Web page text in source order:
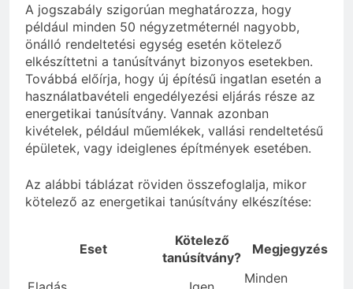
A jogszabály szigorúan meghatározza, hogy
például minden 50 négyzetméternél nagyobb,
önálló rendeltetési egység esetén kötelező
elkészíttetni a tanúsítványt bizonyos esetekben.
Továbbá előírja, hogy új építésű ingatlan esetén a
használatbavételi engedélyezési eljárás része az
energetikai tanúsítvány. Vannak azonban
kivételek, például műemlékek, vallási rendeltetésű
épületek, vagy ideiglenes építmények esetében.
Az alábbi táblázat röviden összefoglalja, mikor
kötelező az energetikai tanúsítvány elkészítése:
Eset
Kötelező
tanúsítvány?
Megjegyzés
Minden